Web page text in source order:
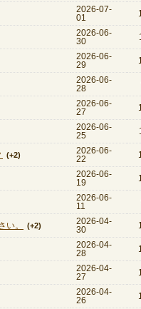
2026-07-
01
2026-06-
30
2026-06-
29
2026-06-
28
2026-06-
27
2026-06-
25
(+2)
2026-06-
22
2026-06-
19
2026-06-
11
い。 (+2)
2026-04-
30
2026-04-
28
2026-04-
27
2026-04-
26